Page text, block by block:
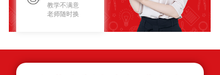
教学不满意
老师随时换